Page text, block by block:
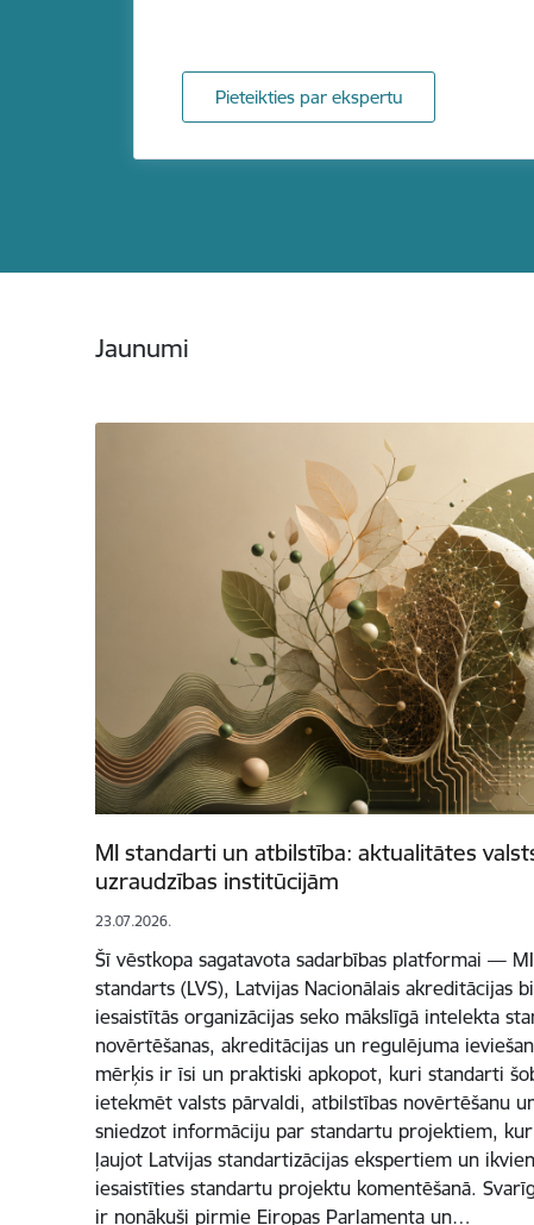
Pieteikties par ekspertu
Jaunumi
MI standarti un atbilstība: aktualitātes
uzraudzības institūcijām
23.07.2026.
Šī vēstkopa sagatavota sadarbības platformai —
standarts (LVS), Latvijas Nacionālais akreditācijas
iesaistītās organizācijas seko mākslīgā intelekta
novērtēšanas, akreditācijas un regulējuma
mērķis ir īsi un praktiski apkopot, kuri standarti
ietekmēt valsts pārvaldi, atbilstības novērtēšanu
sniedzot informāciju par standartu projektiem,
ļaujot Latvijas standartizācijas ekspertiem un
iesaistīties standartu projektu komentēšanā.
ir nonākuši pirmie Eiropas Parlamenta un…